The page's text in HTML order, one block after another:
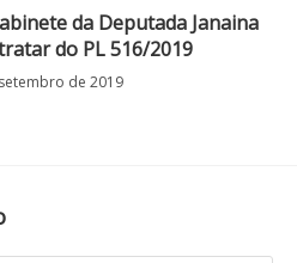
da Deputada Janaina
do PL 516/2019
de 2019